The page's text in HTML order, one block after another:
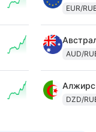
EUR/
AUD/
DZD/